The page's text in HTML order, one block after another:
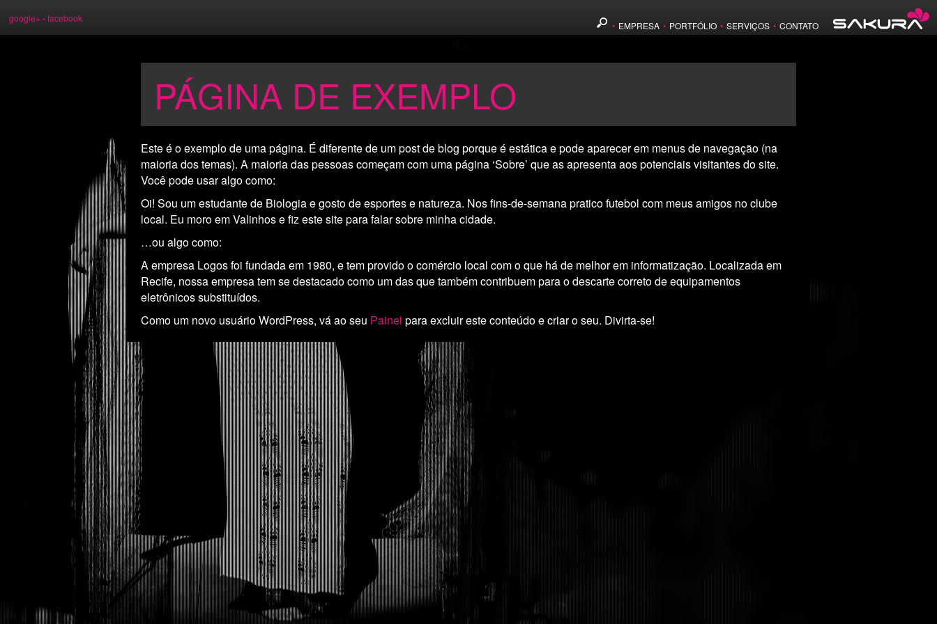
google+ • facebook
• EMPRESA • PORTFÓLIO • SERVIÇOS • CONTATO
PÁGINA DE EXEMPLO
Este é o exemplo de uma página. É diferente de um post de blog porque é estática e pode aparecer em menus de navegação (na
maioria dos temas). A maioria das pessoas começam com uma página ‘Sobre’ que as apresenta aos potenciais visitantes do site.
Você pode usar algo como:
Oi! Sou um estudante de Biologia e gosto de esportes e natureza. Nos fins-de-semana pratico futebol com meus amigos no clube
local. Eu moro em Valinhos e fiz este site para falar sobre minha cidade.
…ou algo como:
A empresa Logos foi fundada em 1980, e tem provido o comércio local com o que há de melhor em informatização. Localizada em
Recife, nossa empresa tem se destacado como um das que também contribuem para o descarte correto de equipamentos
eletrônicos substituídos.
Como um novo usuário WordPress, vá ao seu Painel para excluir este conteúdo e criar o seu. Divirta-se!